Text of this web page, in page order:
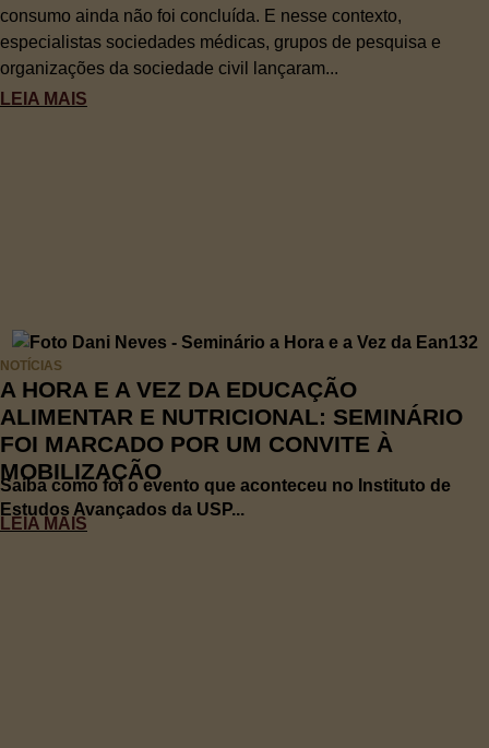
consumo ainda não foi concluída. E nesse contexto,
especialistas sociedades médicas, grupos de pesquisa e
organizações da sociedade civil lançaram...
LEIA MAIS
NOTÍCIAS
A HORA E A VEZ DA EDUCAÇÃO
ALIMENTAR E NUTRICIONAL: SEMINÁRIO
FOI MARCADO POR UM CONVITE À
MOBILIZAÇÃO
Saiba como foi o evento que aconteceu no Instituto de
Estudos Avançados da USP...
LEIA MAIS